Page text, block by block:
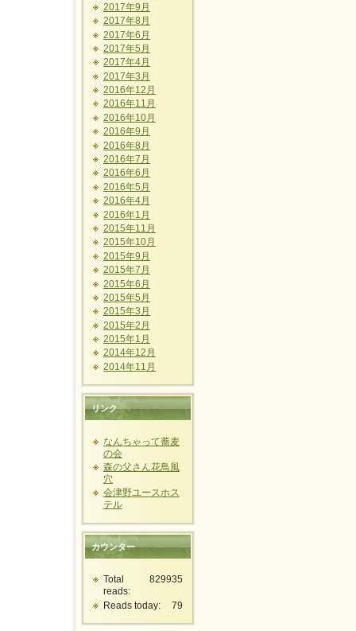
2017年9月
2017年8月
2017年6月
2017年5月
2017年4月
2017年3月
2016年12月
2016年11月
2016年10月
2016年9月
2016年8月
2016年7月
2016年6月
2016年5月
2016年4月
2016年1月
2015年11月
2015年10月
2015年9月
2015年7月
2015年6月
2015年5月
2015年3月
2015年2月
2015年1月
2014年12月
2014年11月
リンク
なんちゃって蕎麦
の会
森の父さん花鳥風
穴
会津野ユースホス
テル
カウンター
829935
Total
reads:
79
Reads today: